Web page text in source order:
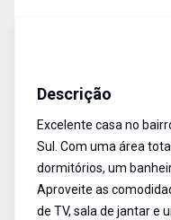
Descrição
Excelente casa no
Sul. Com uma área
dormitórios, um
Aproveite as
de TV, sala de jantar e